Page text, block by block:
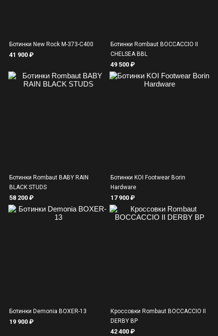
Ботинки New Rock M-373-C400
41 900 ₽
Ботинки Rombaut BOCCACCIO II
CHELSEA BBL
49 500 ₽
Ботинки Rombaut BABY RAIN
BLACK STUDS
58 200 ₽
Ботинки KOI Footwear Borin
Hardware
17 900 ₽
Ботинки Demonia BOXER-13
19 900 ₽
Кроссовки Rombaut BOCCACCIO II
DERBY BP
42 400 ₽